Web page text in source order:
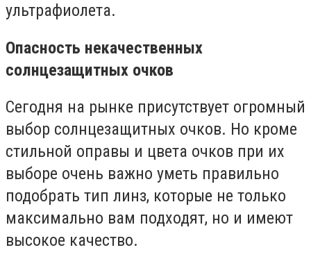
ультрафиолета.
Опасность некачественных
солнцезащитных очков
Сегодня на рынке присутствует огромный
выбор солнцезащитных очков. Но кроме
стильной оправы и цвета очков при их
выборе очень важно уметь правильно
подобрать тип линз, которые не только
максимально вам подходят, но и имеют
высокое качество.